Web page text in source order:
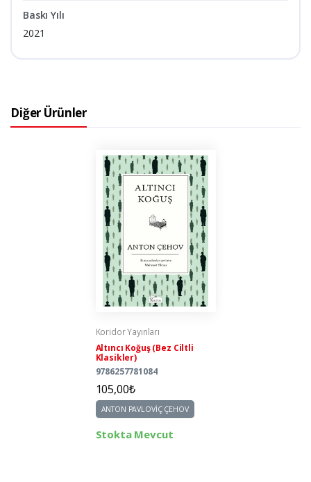
Baskı Yılı
2021
Diğer Ürünler
Koridor Yayınları
Altıncı Koğuş (Bez Ciltli
Klasikler)
9786257781084
105,00₺
ANTON PAVLOVİÇ ÇEHOV
Stokta Mevcut